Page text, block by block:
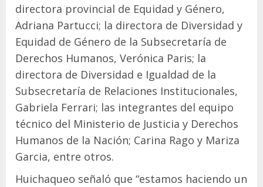
directora provincial de Equidad y Género,
Adriana Partucci; la directora de Diversidad y
Equidad de Género de la Subsecretaría de
Derechos Humanos, Verónica Paris; la
directora de Diversidad e Igualdad de la
Subsecretaría de Relaciones Institucionales,
Gabriela Ferrari; las integrantes del equipo
técnico del Ministerio de Justicia y Derechos
Humanos de la Nación; Carina Rago y Mariza
Garcia, entre otros.
Huichaqueo señaló que “estamos haciendo un